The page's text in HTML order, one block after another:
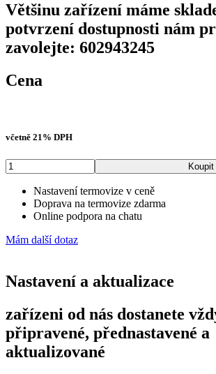
Většinu zařízení máme
potvrzení dostupnosti nám
zavolejte: 602943245
Cena
byla:
000 Kč
je:
960 Kč
včetně 21% DPH
Množství Koupit
Nastavení termovize v ceně
Doprava na termovize zdarma
Online podpora na chatu
Mám další dotaz
Nastavení a aktualizace
zařízeni od nás dostanete
připravené, přednastavené a
aktualizované